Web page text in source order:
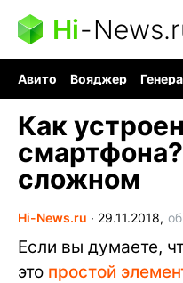
Hi-
Авито Вояджер
Как
сложном
Hi-News.ru ∙ 29.11.2018,
Если вы думаете,
это простой